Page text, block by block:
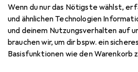
Wenn du nur das Nötigste wählst,
und ähnlichen Technologien
und deinem Nutzungsverhalten auf
brauchen wir, um dir bspw. ein
Basisfunktionen wie den Warenkorb
EUR
43,90 statt EUR
46,90
Victoria Photo
silver (1303331)